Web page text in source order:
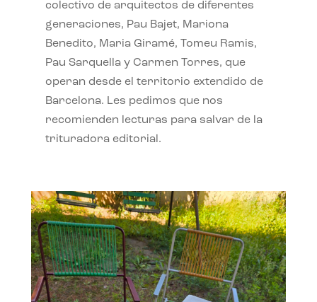
colectivo de arquitectos de diferentes
generaciones, Pau Bajet, Mariona
Benedito, Maria Giramé, Tomeu Ramis,
Pau Sarquella y Carmen Torres, que
operan desde el territorio extendido de
Barcelona. Les pedimos que nos
recomienden lecturas para salvar de la
trituradora editorial.